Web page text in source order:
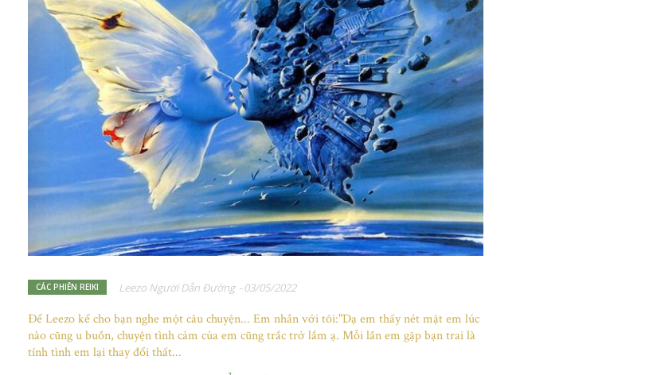
CÁC PHIÊN REIKI Leezo Người Dẫn Đường -03/05/2022
Để Leezo kể cho bạn nghe một câu chuyện... Em nhắn với tôi:"Dạ em thấy nét mặt em lúc
nào cũng u buồn, chuyện tình cảm của em cũng trắc trở lắm ạ. Mỗi lần em gặp bạn trai là
tính tình em lại thay đổi thất...